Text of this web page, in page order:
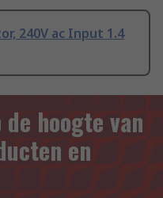
240V ac Input 1.4
hoogte van
en